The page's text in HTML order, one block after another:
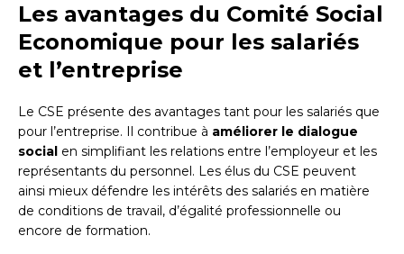
Les avantages du Comité Social
Economique pour les salariés
et l’entreprise
Le CSE présente des avantages tant pour les salariés que
pour l’entreprise. Il contribue à améliorer le dialogue
social en simplifiant les relations entre l’employeur et les
représentants du personnel. Les élus du CSE peuvent
ainsi mieux défendre les intérêts des salariés en matière
de conditions de travail, d’égalité professionnelle ou
encore de formation.